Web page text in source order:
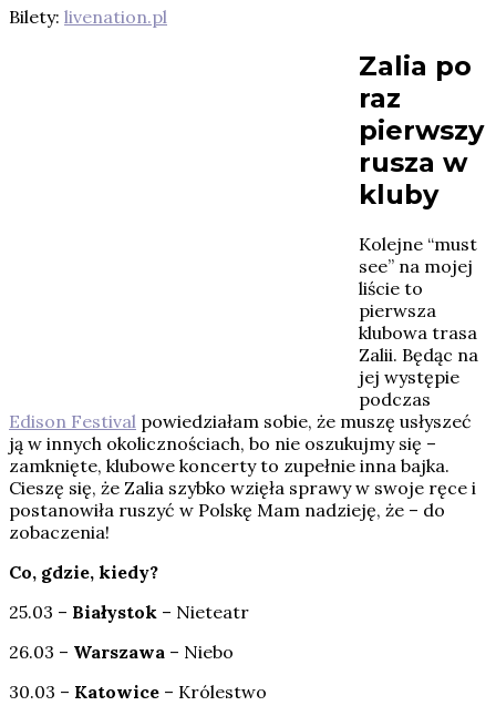
Bilety: livenation.pl
Zalia po
raz
pierwszy
rusza w
kluby
Kolejne “must
see” na mojej
liście to
pierwsza
klubowa trasa
Zalii. Będąc na
jej występie
podczas
Edison Festival powiedziałam sobie, że muszę usłyszeć
ją w innych okolicznościach, bo nie oszukujmy się –
zamknięte, klubowe koncerty to zupełnie inna bajka.
Cieszę się, że Zalia szybko wzięła sprawy w swoje ręce i
postanowiła ruszyć w Polskę Mam nadzieję, że – do
zobaczenia!
Co, gdzie, kiedy?
25.03 – Białystok – Nieteatr
26.03 – Warszawa – Niebo
30.03 – Katowice – Królestwo